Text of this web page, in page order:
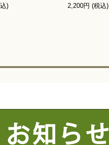
)
2,200円 (税込)